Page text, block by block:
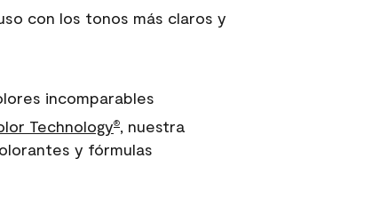
con los tonos más claros y
incomparables
Technology®, nuestra
y fórmulas